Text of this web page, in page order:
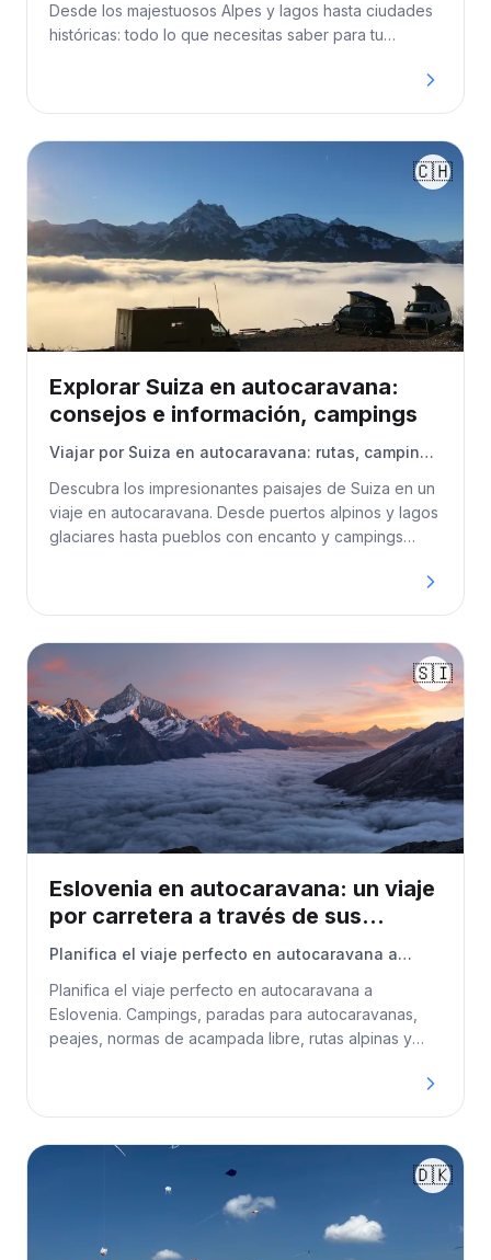
Desde los majestuosos Alpes y lagos hasta ciudades
históricas: todo lo que necesitas saber para tu
🇨🇭
Explorar Suiza en autocaravana:
consejos e información, campings
Viajar por Suiza en autocaravana: rutas, campings
Descubra los impresionantes paisajes de Suiza en un
viaje en autocaravana. Desde puertos alpinos y lagos
glaciares hasta pueblos con encanto y campings
🇸🇮
Eslovenia en autocaravana: un viaje
por carretera a través de sus
paisajes más bellos
Planifica el viaje perfecto en autocaravana a
autocaravanas, peajes, normas de acampada
libre, rutas alpinas y consejos esenciales para
explorar los Alpes Julianos y la costa adriática.
Planifica el viaje perfecto en autocaravana a
Eslovenia. Campings, paradas para autocaravanas,
peajes, normas de acampada libre, rutas alpinas y
🇩🇰